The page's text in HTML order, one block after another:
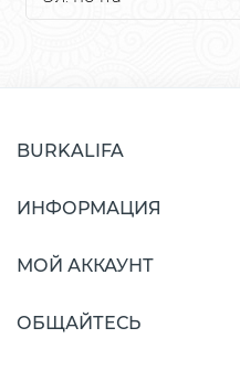
BURKALIFA
ИНФОРМАЦИЯ
МОЙ АККАУНТ
ОБЩАЙТЕСЬ